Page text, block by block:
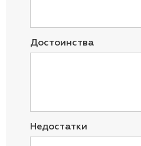
Достоинства
Недостатки